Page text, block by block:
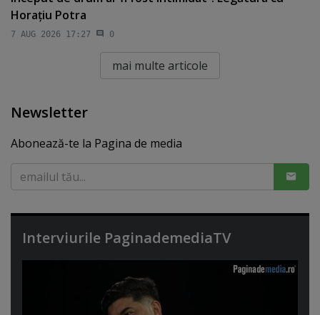
Horaţiu Potra
7 AUG 2026 17:27 0
mai multe articole
Newsletter
Abonează-te la Pagina de media
Interviurile PaginademediaTV